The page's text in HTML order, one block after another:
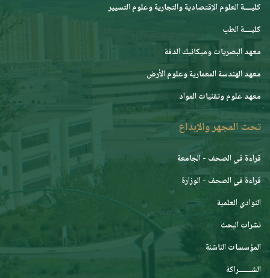
كليــــة العلوم الإقتصادية والتجارية وعلوم التسيير
كليــــة الطب
معهد البصريات وميكانيك الدقة
معهد الهندسة المعمارية وعلوم الأرض
معهد علوم وتقنيات المواد
تحت المجهر والإبداع
قراءة في الصحف - الجامعة
قراءة في الصحف - الوزارة
النوادي العلمية
نشرات البحث
المؤسسات الناشئة
الشـــــــراكة